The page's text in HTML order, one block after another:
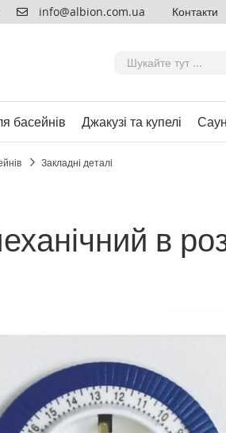
info@albion.com.ua Контакти
басейнів Джакузі та купелі
Закладні деталі
в